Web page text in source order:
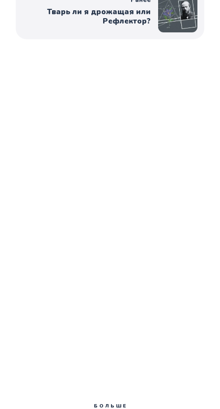
Тварь ли я дрожащая или
Рефлектор?
БОЛЬШЕ